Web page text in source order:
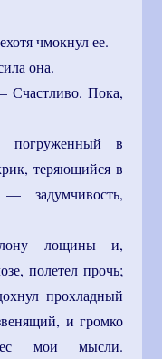
чмокнул ее.
она.
Пока,
в
теряющийся в
задумчивость,
лощины и,
полетел прочь;
прохладный
и громко
мои мысли.